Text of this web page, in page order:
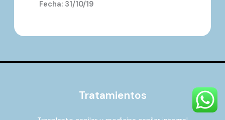
Fecha: 31/10/19
Tratamientos